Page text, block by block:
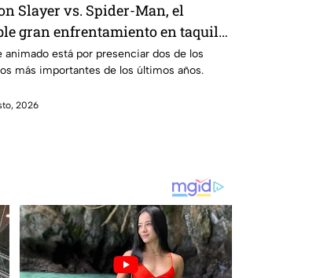
Slayer vs. Spider-Man, el
gran enfrentamiento en taquilla
animado está por presenciar dos de los
más importantes de los últimos años.
2026